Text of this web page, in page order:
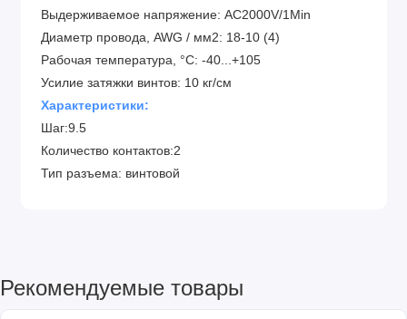
Выдерживаемое напряжение: AC2000V/1Min
Диаметр провода, AWG / мм2: 18-10 (4)
Рабочая температура, °C: -40...+105
Усилие затяжки винтов: 10 кг/см
Характеристики:
Шаг:9.5
Количество контактов:2
Тип разъема: винтовой
Рекомендуемые товары